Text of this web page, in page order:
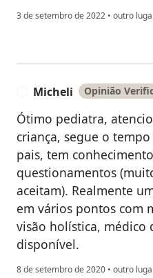
3 de setembro de 2022 • outro
Micheli Opinião
Ótimo pediatra,
criança, segue o
pais, tem
questionamentos
aceitam). Realmente
em vários pontos com
visão holística,
disponível.
8 de setembro de 2020 • outro